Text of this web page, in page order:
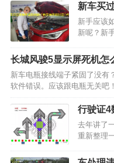
新车买
这7点就
新手应该
新呢？新
是个新手
自己的保
长城风骏5显示屏死机怎
新车电瓶接线端子紧固了没有
软件错误。应该跟电瓶无关吧
行驶证4
不上)
去年讲了
重新整理
前的版本